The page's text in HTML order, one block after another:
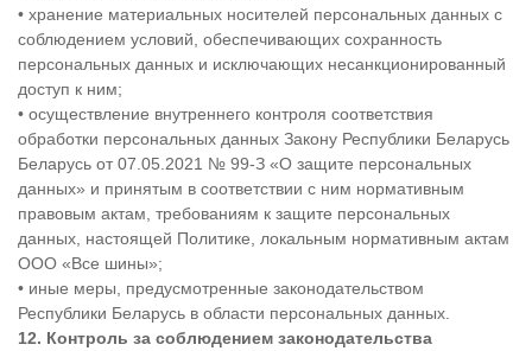
• хранение материальных носителей персональных данных с
соблюдением условий, обеспечивающих сохранность
персональных данных и исключающих несанкционированный
доступ к ним;
• осуществление внутреннего контроля соответствия
обработки персональных данных Закону Республики Беларусь
Беларусь от 07.05.2021 № 99-З «О защите персональных
данных» и принятым в соответствии с ним нормативным
правовым актам, требованиям к защите персональных
данных, настоящей Политике, локальным нормативным актам
ООО «Все шины»;
• иные меры, предусмотренные законодательством
Республики Беларусь в области персональных данных.
12. Контроль за соблюдением законодательства